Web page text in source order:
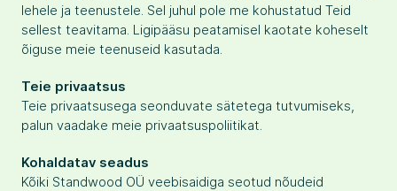
lehele ja teenustele. Sel juhul pole me kohustatud Teid
sellest teavitama. Ligipääsu peatamisel kaotate koheselt
õiguse meie teenuseid kasutada.
Teie privaatsus
Teie privaatsusega seonduvate sätetega tutvumiseks,
palun vaadake meie privaatsuspoliitikat.
Kohaldatav seadus
Kõiki Standwood OÜ veebisaidiga seotud nõudeid